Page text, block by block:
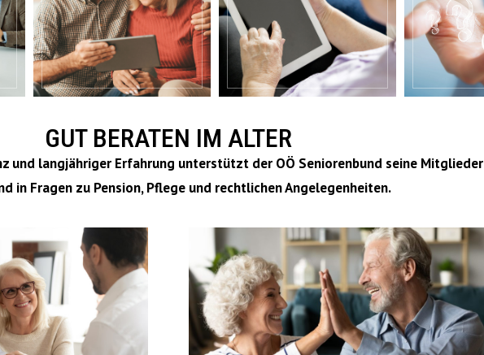
GUT BERATEN IM ALTER
und langjähriger Erfahrung unterstützt der OÖ Seniorenbund seine Mitglieder
in Fragen zu Pension, Pflege und rechtlichen Angelegenheiten.